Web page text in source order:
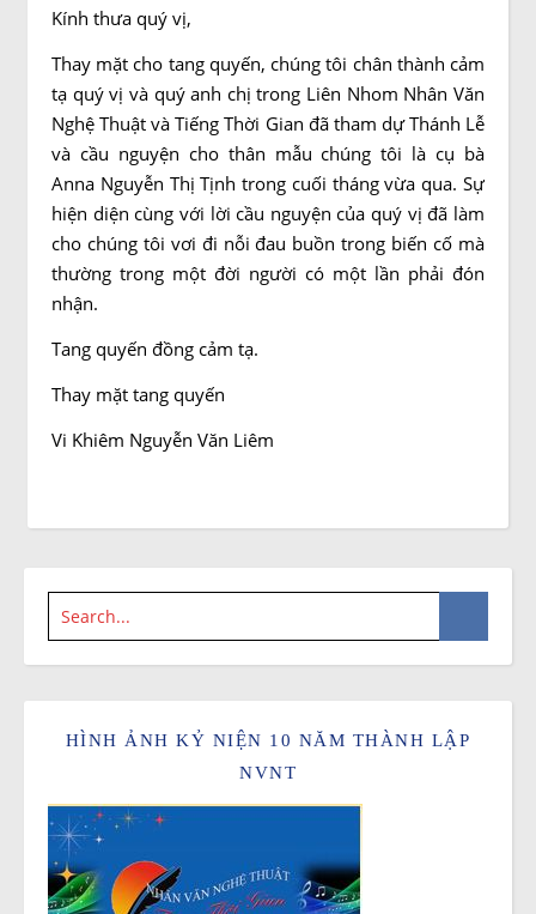
Kính thưa quý vị,
Thay mặt cho tang quyến, chúng tôi chân thành cảm
tạ quý vị và quý anh chị trong Liên Nhom Nhân Văn
Nghệ Thuật và Tiếng Thời Gian đã tham dự Thánh Lễ
và cầu nguyện cho thân mẫu chúng tôi là cụ bà
Anna Nguyễn Thị Tịnh trong cuối tháng vừa qua. Sự
hiện diện cùng với lời cầu nguyện của quý vị đã làm
cho chúng tôi vơi đi nỗi đau buồn trong biến cố mà
thường trong một đời người có một lần phải đón
nhận.
Tang quyến đồng cảm tạ.
Thay mặt tang quyến
Vi Khiêm Nguyễn Văn Liêm
HÌNH ẢNH KỶ NIỆN 10 NĂM THÀNH LẬP
NVNT